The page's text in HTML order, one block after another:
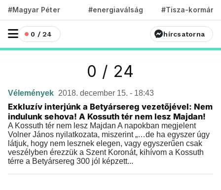
#Magyar Péter #energiaválság #Tisza-kormány
0 / 24 hírcsatorna
0 / 24
Vélemények 2018. december 15. - 18:43
Exkluzív interjúnk a Betyársereg vezetőjével: Nem
indulunk sehova! A Kossuth tér nem lesz Majdan!
A Kossuth tér nem lesz Majdan A napokban megjelent
Volner János nyilatkozata, miszerint „…de ha egyszer úgy
látjuk, hogy nem lesznek elegen, vagy egyszerűen csak
veszélyben érezzük a Szent Koronát, kihívom a Kossuth
térre a Betyársereg 300 jól képzett...